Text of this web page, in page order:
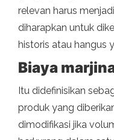
relevan harus
diharapkan untuk
historis atau hangus
Biaya
Itu didefinisikan
produk yang
dimodifikasi jika